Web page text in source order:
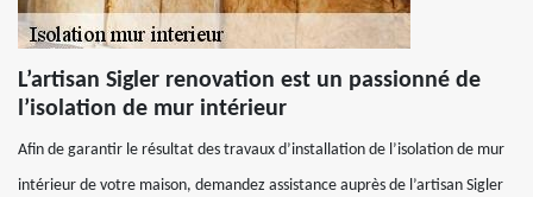
L’artisan Sigler renovation est un passionné de
l’isolation de mur intérieur
Afin de garantir le résultat des travaux d’installation de l’isolation de mur
intérieur de votre maison, demandez assistance auprès de l’artisan Sigler